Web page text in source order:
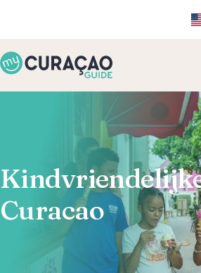
Curacao